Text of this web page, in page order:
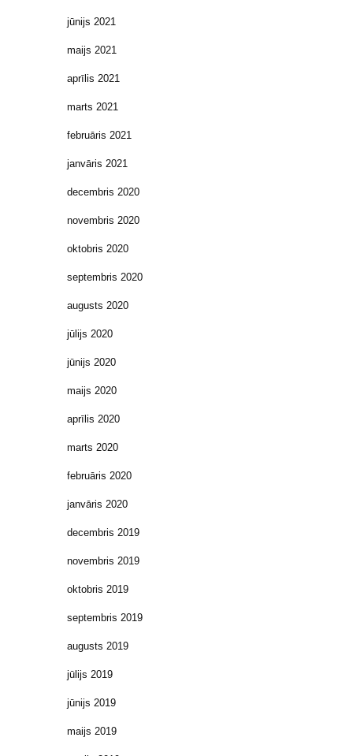
jūnijs 2021
maijs 2021
aprīlis 2021
marts 2021
februāris 2021
janvāris 2021
decembris 2020
novembris 2020
oktobris 2020
septembris 2020
augusts 2020
jūlijs 2020
jūnijs 2020
maijs 2020
aprīlis 2020
marts 2020
februāris 2020
janvāris 2020
decembris 2019
novembris 2019
oktobris 2019
septembris 2019
augusts 2019
jūlijs 2019
jūnijs 2019
maijs 2019